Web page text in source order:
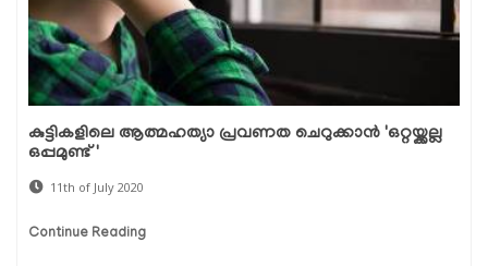
കുട്ടികളിലെ ആത്മഹത്യാ പ്രവണത ചെറുക്കാന്‍ 'ഒറ്റയ്ക്കല്ല
ഒപ്പമുണ്ട്'
11th of July 2020
Continue Reading